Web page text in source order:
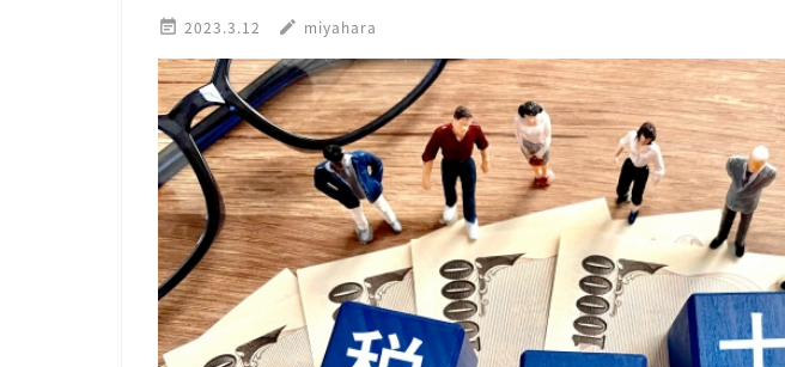
 2023.3.12 edit miyahara